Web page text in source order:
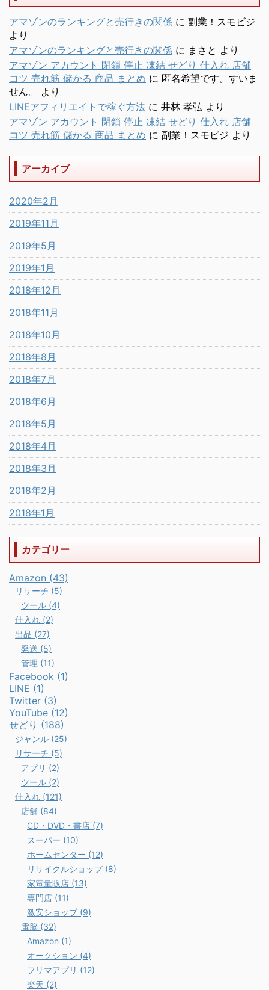
アマゾンのランキングと売行きの関係 に 副業！スモビジ
より
アマゾンのランキングと売行きの関係 に まさと より
アマゾン アカウント 閉鎖 停止 凍結 せどり 仕入れ 店舗
コツ 売れ筋 儲かる 商品 まとめ に 匿名希望です。すいま
せん。
より
LINEアフィリエイトで稼ぐ方法 に 井林 孝弘 より
アマゾン アカウント 閉鎖 停止 凍結 せどり 仕入れ 店舗
コツ 売れ筋 儲かる 商品 まとめ に 副業！スモビジ より
アーカイブ
2020年2月
2019年11月
2019年5月
2019年1月
2018年12月
2018年11月
2018年10月
2018年8月
2018年7月
2018年6月
2018年5月
2018年4月
2018年3月
2018年2月
2018年1月
カテゴリー
Amazon (43)
リサーチ (5)
ツール (4)
仕入れ (2)
出品 (27)
発送 (5)
管理 (11)
Facebook (1)
LINE (1)
Twitter (3)
YouTube (12)
せどり (188)
ジャンル (25)
リサーチ (5)
アプリ (2)
ツール (2)
仕入れ (121)
店舗 (84)
CD・DVD・書店 (7)
スーパー (10)
ホームセンター (12)
リサイクルショップ (8)
家電量販店 (13)
専門店 (11)
激安ショップ (9)
電脳 (32)
Amazon (1)
オークション (4)
フリマアプリ (12)
楽天 (2)